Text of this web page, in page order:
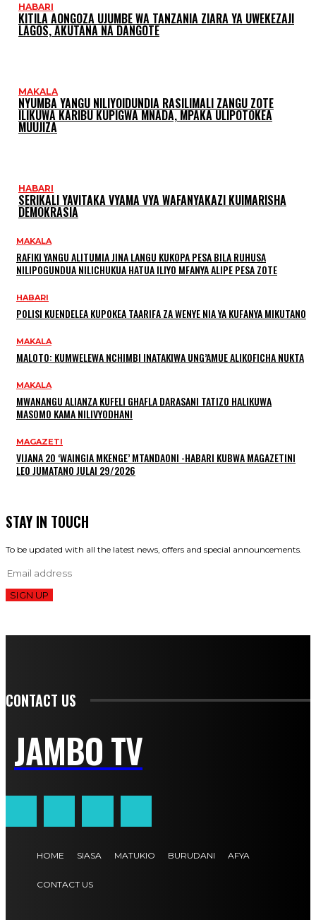
HABARI
KITILA AONGOZA UJUMBE WA TANZANIA ZIARA YA UWEKEZAJI
LAGOS, AKUTANA NA DANGOTE
MAKALA
NYUMBA YANGU NILIYOIDUNDIA RASILIMALI ZANGU ZOTE
ILIKUWA KARIBU KUPIGWA MNADA, MPAKA ULIPOTOKEA
MUUJIZA
HABARI
SERIKALI YAVITAKA VYAMA VYA WAFANYAKAZI KUIMARISHA
DEMOKRASIA
MAKALA
RAFIKI YANGU ALITUMIA JINA LANGU KUKOPA PESA BILA RUHUSA
NILIPOGUNDUA NILICHUKUA HATUA ILIYO MFANYA ALIPE PESA ZOTE
HABARI
POLISI KUENDELEA KUPOKEA TAARIFA ZA WENYE NIA YA KUFANYA MIKUTANO
MAKALA
MALOTO: KUMWELEWA NCHIMBI INATAKIWA UNG’AMUE ALIKOFICHA NUKTA
MAKALA
MWANANGU ALIANZA KUFELI GHAFLA DARASANI TATIZO HALIKUWA
MASOMO KAMA NILIVYODHANI
MAGAZETI
VIJANA 20 ‘WAINGIA MKENGE’ MTANDAONI -HABARI KUBWA MAGAZETINI
LEO JUMATANO JULAI 29/2026
STAY IN TOUCH
To be updated with all the latest news, offers and special announcements.
SIGN UP
CONTACT US
JAMBO TV
HOME SIASA MATUKIO BURUDANI AFYA
CONTACT US